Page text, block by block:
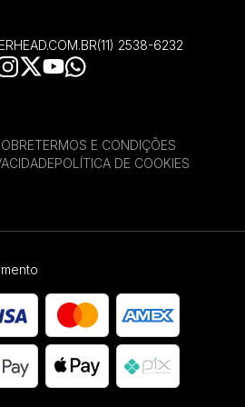
(11) 2538-6232
TERMOS E CONDIÇÕES
POLÍTICA DE COOKIES